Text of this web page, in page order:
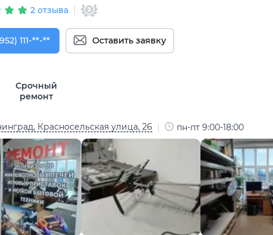
2 отзыва
111-10-99
111-**-** Оставить заявку
Срочный
ремонт
Красносельская улица, 26 пн-пт 9:00-18:00